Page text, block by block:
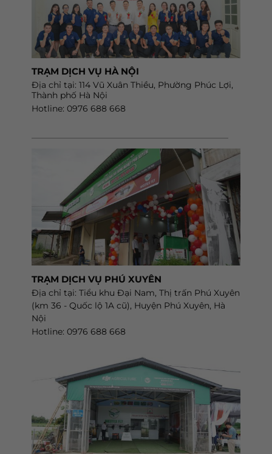
TRẠM DỊCH VỤ HÀ NỘI
Địa chỉ tại: 114 Vũ Xuân Thiều, Phường Phúc Lợi,
Thành phố Hà Nội
Hotline: 0976 688 668
TRẠM DỊCH VỤ PHÚ XUYÊN
Địa chỉ tại: Tiểu khu Đại Nam, Thị trấn Phú Xuyên
(km 36 - Quốc lộ 1A cũ), Huyện Phú Xuyên, Hà
Nội
Hotline: 0976 688 668